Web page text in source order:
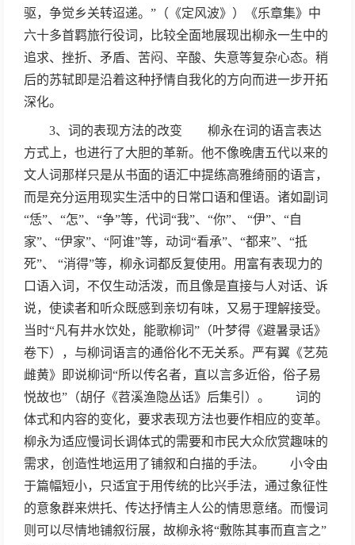
驱，争觉乡关转迢递。”（《定风波》）《乐章集》中
六十多首羁旅行役词，比较全面地展现出柳永一生中的
追求、挫折、矛盾、苦闷、辛酸、失意等复杂心态。稍
后的苏轼即是沿着这种抒情自我化的方向而进一步开拓
深化。
3、词的表现方法的改变 柳永在词的语言表达
方式上，也进行了大胆的革新。他不像晚唐五代以来的
文人词那样只是从书面的语汇中提练高雅绮丽的语言，
而是充分运用现实生活中的日常口语和俚语。诸如副词
“恁”、“怎”、“争”等，代词“我”、“你”、 “伊”、“自
家”、“伊家”、“阿谁”等，动词“看承”、“都来”、“抵
死”、 “消得”等，柳永词都反复使用。用富有表现力的
口语入词，不仅生动活泼，而且像是直接与人对话、诉
说，使读者和听众既感到亲切有味，又易于理解接受。
当时“凡有井水饮处，能歌柳词”（叶梦得《避暑录话》
卷下），与柳词语言的通俗化不无关系。严有翼《艺苑
雌黄》即说柳词“所以传名者，直以言多近俗，俗子易
悦故也”（胡仔《苕溪渔隐丛话》后集引）。 词的
体式和内容的变化，要求表现方法也要作相应的变革。
柳永为适应慢词长调体式的需要和市民大众欣赏趣味的
需求，创造性地运用了铺叙和白描的手法。 小令由
于篇幅短小，只适宜于用传统的比兴手法，通过象征性
的意象群来烘托、传达抒情主人公的情思意绪。而慢词
则可以尽情地铺叙衍展，故柳永将“敷陈其事而直言之”